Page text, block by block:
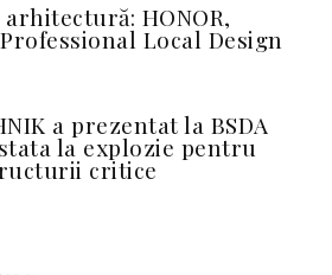
HONOR,
Local Design
a prezentat la BSDA
la explozie pentru
critice